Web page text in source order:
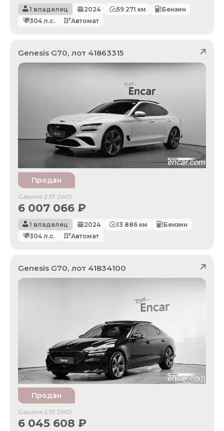
1 владелец 2024 59 271 км
Бензин
304 л.с. Автомат
Genesis G70, лот 41863315
Продан
Gasoline 2.5T 2WD
6 007 066 ₽
1 владелец 2024 13 886 км
Бензин
304 л.с. Автомат
Genesis G70, лот 41834100
Продан
Gasoline 2.5T 2WD
6 045 608 ₽